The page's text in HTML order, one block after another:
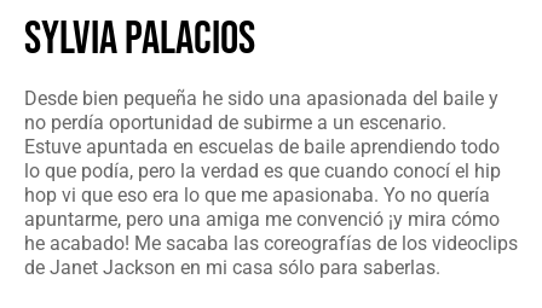
SYLVIA PALACIOS
Desde bien pequeña he sido una apasionada del baile y
no perdía oportunidad de subirme a un escenario.
Estuve apuntada en escuelas de baile aprendiendo todo
lo que podía, pero la verdad es que cuando conocí el hip
hop vi que eso era lo que me apasionaba. Yo no quería
apuntarme, pero una amiga me convenció ¡y mira cómo
he acabado! Me sacaba las coreografías de los videoclips
de Janet Jackson en mi casa sólo para saberlas.